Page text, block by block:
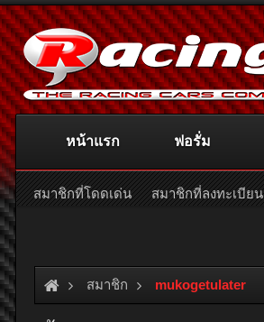
สมาชิก mukogetulater
หน้าแรก ฟอรั่ม
สมาชิกที่โดดเด่น สมาชิกที่ลงทะเบียน